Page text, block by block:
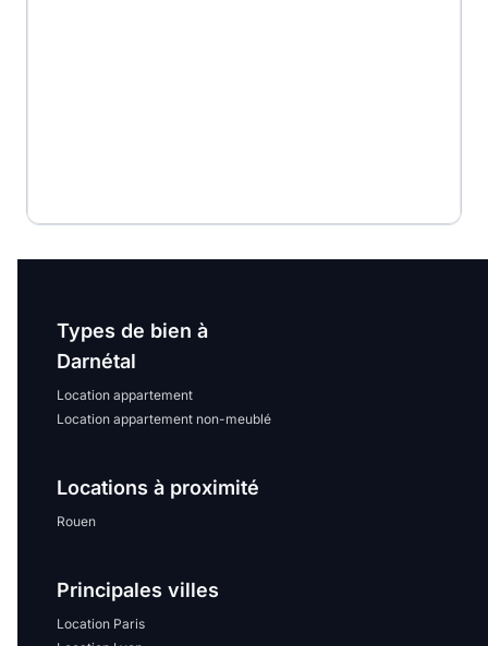
Types de bien à
Darnétal
Location appartement
Location appartement non-meublé
Locations à proximité
Rouen
Principales villes
Location Paris